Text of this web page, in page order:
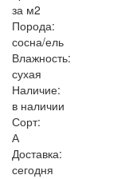
за м2
Порода:
сосна/ель
Влажность:
сухая
Наличие:
в наличии
Сорт:
А
Доставка:
сегодня